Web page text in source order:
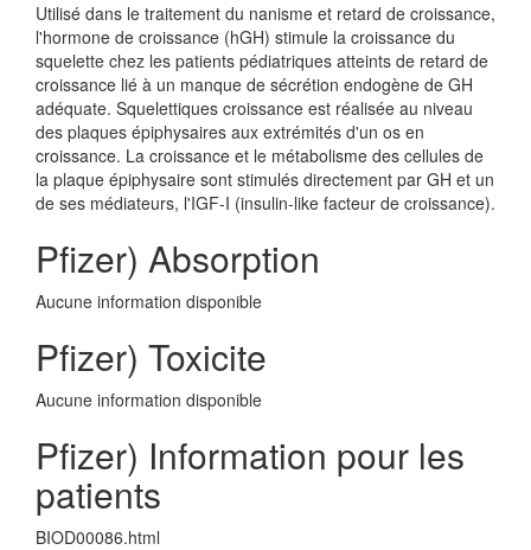
Utilisé dans le traitement du nanisme et retard de croissance,
l'hormone de croissance (hGH) stimule la croissance du
squelette chez les patients pédiatriques atteints de retard de
croissance lié à un manque de sécrétion endogène de GH
adéquate. Squelettiques croissance est réalisée au niveau
des plaques épiphysaires aux extrémités d'un os en
croissance. La croissance et le métabolisme des cellules de
la plaque épiphysaire sont stimulés directement par GH et un
de ses médiateurs, l'IGF-I (insulin-like facteur de croissance).
Pfizer) Absorption
Aucune information disponible
Pfizer) Toxicite
Aucune information disponible
Pfizer) Information pour les
patients
BIOD00086.html